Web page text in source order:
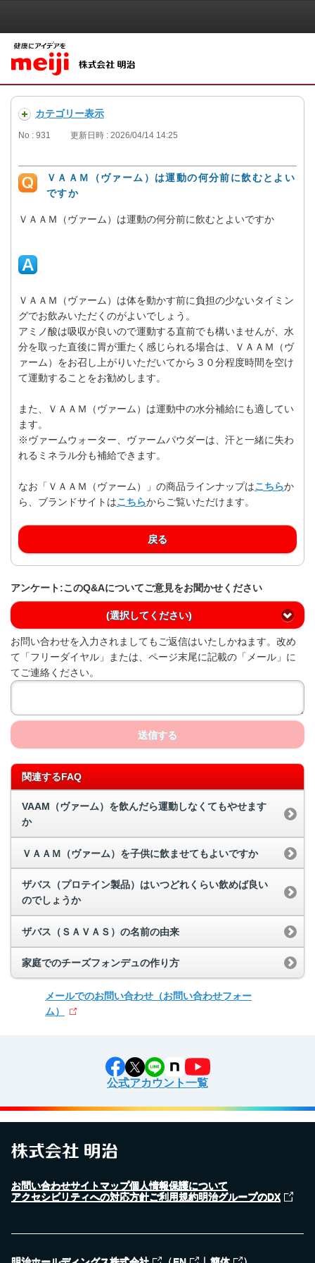
カテゴリー表示
No : 931 更新日時 : 2026/04/14 14:25
ＶＡＡＭ（ヴァーム）は運動の何分前に飲むとよい
ですか
ＶＡＡＭ（ヴァーム）は運動の何分前に飲むとよいですか
ＶＡＡＭ（ヴァーム）は体を動かす前に負担の少ないタイミン
グでお飲みいただくのがよいでしょう。
アミノ酸は吸収が良いので運動する直前でも構いませんが、水
分を取った直後に胃が重たく感じられる場合は、ＶＡＡＭ（ヴ
ァーム）をお召し上がりいただいてから３０分程度時間を空け
て運動することをお勧めします。
また、ＶＡＡＭ（ヴァーム）は運動中の水分補給にも適してい
ます。
※ヴァームウォーター、ヴァームパウダーは、汗と一緒に失わ
れるミネラル分も補給できます。
なお「ＶＡＡＭ（ヴァーム）」の商品ラインナップはこちらか
ら、ブランドサイトはこちらからご覧いただけます。
戻る
アンケート:このQ&Aについてご意見をお聞かせください
(選択してください)
お問い合わせを入力されましてもご返信はいたしかねます。改め
て「フリーダイヤル」または、ページ末尾に記載の「メール」に
てご連絡ください。
送信する
関連するFAQ
VAAM（ヴァーム）を飲んだら運動しなくてもやせます
か
ＶＡＡＭ（ヴァーム）を子供に飲ませてもよいですか
ザバス（プロテイン製品）はいつどれくらい飲めば良い
のでしょうか
ザバス（ＳＡＶＡＳ）の名前の由来
家庭でのチーズフォンデュの作り方
メールでのお問い合わせ （お問い合わせフォー
ム）
公式アカウント一覧
お問い合わせサイトマップ個人情報保護について
アクセシビリティへの対応方針ご利用規約明治グループのDX